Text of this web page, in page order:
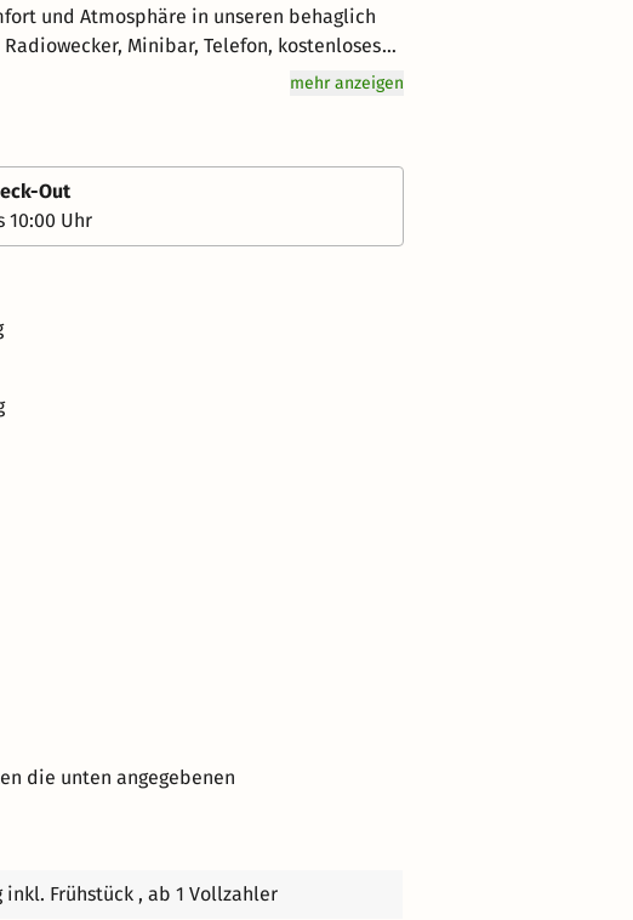
Minibar, Telefon, kostenloses
und durch den direkten Zugang zur
unseren Gästen kostenlos als
Unser Lift bringt Sie
in uriger Gesellschaft, hier muss man sich
Kuchen und Mehlspeisen auf unserer
lassen.
mehr anzeigen
Out
10:00 Uhr
die unten angegebenen
Frühstück , ab 1 Vollzahler